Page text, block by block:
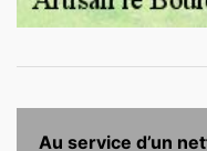
Au service d’un